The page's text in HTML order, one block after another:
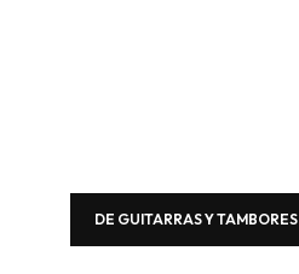
DE GUITARRAS Y TAMBORES